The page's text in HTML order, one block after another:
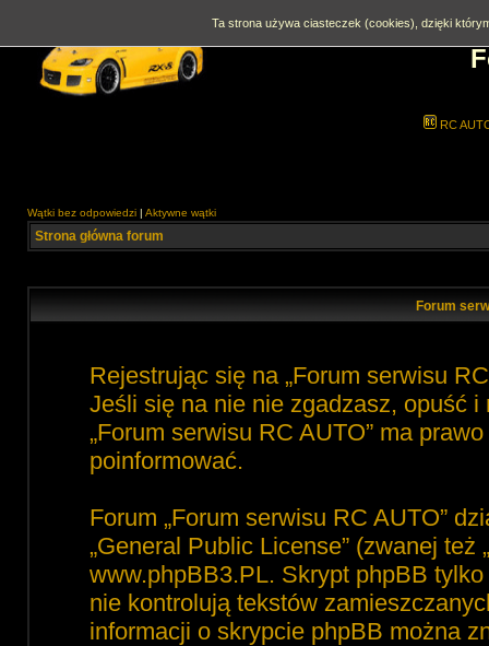
RC
Wątki bez odpowiedzi | Aktywne wątki
Strona główna forum
Forum
Rejestrując się na „Forum serwisu
Jeśli się na nie nie zgadzasz, opuść i
„Forum serwisu RC AUTO” ma
poinformować.
Forum „Forum serwisu RC AUTO”
„General Public License” (zwanej też
www.phpBB3.PL. Skrypt phpBB
nie kontrolują tekstów
informacji o skrypcie phpBB można
Ta strona używa ciasteczek (cookies), dzięki